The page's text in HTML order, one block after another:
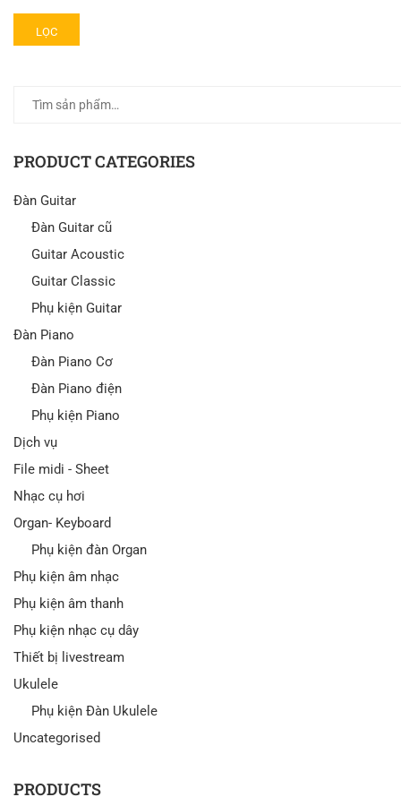
LỌC
PRODUCT CATEGORIES
Đàn Guitar
Đàn Guitar cũ
Guitar Acoustic
Guitar Classic
Phụ kiện Guitar
Đàn Piano
Đàn Piano Cơ
Đàn Piano điện
Phụ kiện Piano
Dịch vụ
File midi - Sheet
Nhạc cụ hơi
Organ- Keyboard
Phụ kiện đàn Organ
Phụ kiện âm nhạc
Phụ kiện âm thanh
Phụ kiện nhạc cụ dây
Thiết bị livestream
Ukulele
Phụ kiện Đàn Ukulele
Uncategorised
PRODUCTS